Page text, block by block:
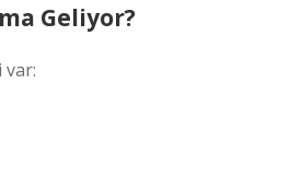
Geliyor?
var: